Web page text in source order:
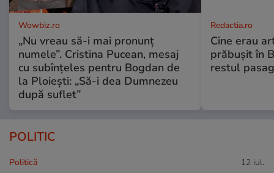
Wowbiz.ro
„Nu vreau să-i mai pronunț
numele”. Cristina Pucean, mesaj
cu subînțeles pentru Bogdan de
la Ploiești: „Să-i dea Dumnezeu
după suflet”
Redactia.ro
Cine erau
prăbușit în
restul
POLITIC
Politică 12 iul.